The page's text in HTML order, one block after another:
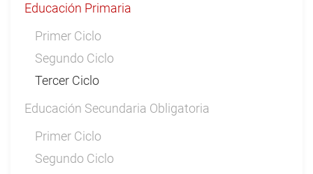
Educación Primaria
Primer Ciclo
Segundo Ciclo
Tercer Ciclo
Educación Secundaria Obligatoria
Primer Ciclo
Segundo Ciclo